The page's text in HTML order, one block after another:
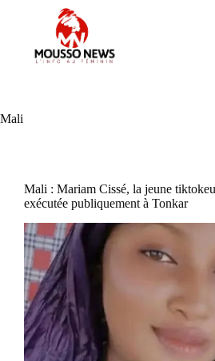
Mali
Mali : Mariam Cissé, la jeune
exécutée publiquement à Tonkar